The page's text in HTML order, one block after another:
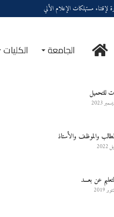
مستهلكات الإعلام الألي
الرئيسيةالجامعة الكليات
للتحميل
والموظف والأستاذ
عن بعـــد